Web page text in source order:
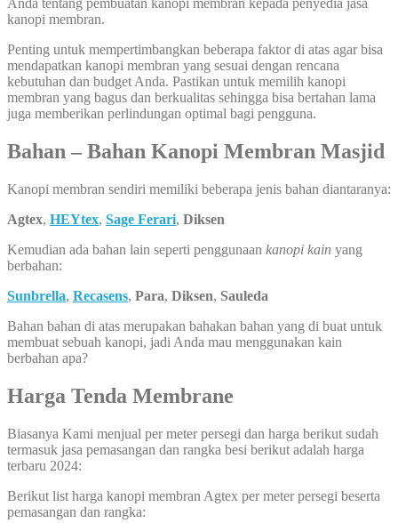
Anda tentang pembuatan kanopi membran kepada penyedia jasa
kanopi membran.
Penting untuk mempertimbangkan beberapa faktor di atas agar bisa
mendapatkan kanopi membran yang sesuai dengan rencana
kebutuhan dan budget Anda. Pastikan untuk memilih kanopi
membran yang bagus dan berkualitas sehingga bisa bertahan lama
juga memberikan perlindungan optimal bagi pengguna.
Bahan – Bahan Kanopi Membran Masjid
Kanopi membran sendiri memiliki beberapa jenis bahan diantaranya:
Agtex, HEYtex, Sage Ferari, Diksen
Kemudian ada bahan lain seperti penggunaan kanopi kain yang
berbahan:
Sunbrella, Recasens, Para, Diksen, Sauleda
Bahan bahan di atas merupakan bahakan bahan yang di buat untuk
membuat sebuah kanopi, jadi Anda mau menggunakan kain
berbahan apa?
Harga Tenda Membrane
Biasanya Kami menjual per meter persegi dan harga berikut sudah
termasuk jasa pemasangan dan rangka besi berikut adalah harga
terbaru 2024:
Berikut list harga kanopi membran Agtex per meter persegi beserta
pemasangan dan rangka: